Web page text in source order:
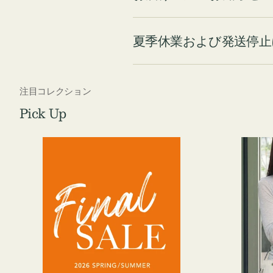
夏季休業および発送停
注目コレクション
Pick Up